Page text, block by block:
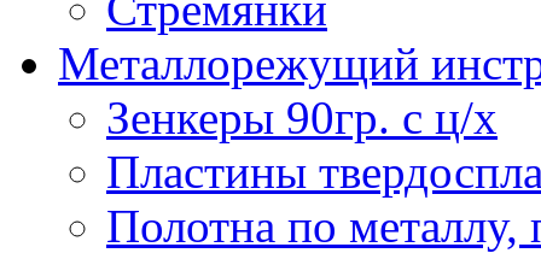
Металлорежущий
Зенкеры 90гр. с ц/х
Пластины
Полотна по